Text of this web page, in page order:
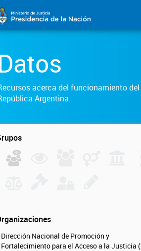
acerca del funcionamiento
Argentina.
Dirección Nacional de Promoción y
Fortalecimiento para el Acceso a la Justicia